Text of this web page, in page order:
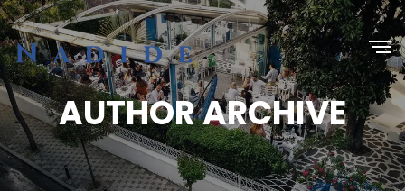
AUTHOR ARCHIVE